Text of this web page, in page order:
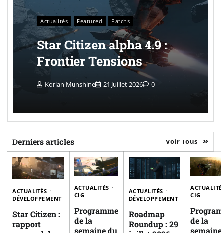
Actualités Featured Patchs
Star Citizen alpha 4.9 :
Frontier Tensions
Korian Munshine 21 Juillet 2026 0
Derniers articles Voir Tous
ACTUALITÉS
DÉVELOPPEMENT
Star Citizen :
rapport
ACTUALITÉS
CIG
Programme
de la
semaine du
ACTUALITÉS
DÉVELOPPEMENT
Roadmap
Roundup : 29
CIG
de la